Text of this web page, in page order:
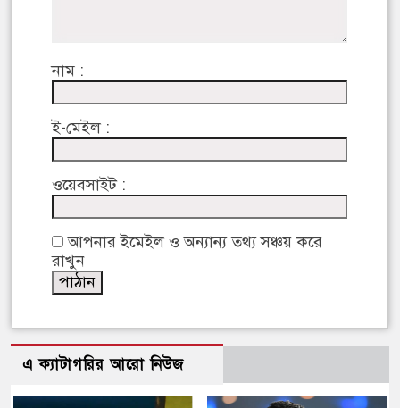
নাম :
ই-মেইল :
ওয়েবসাইট :
আপনার ইমেইল ও অন্যান্য তথ্য সঞ্চয় করে
রাখুন
এ ক্যাটাগরির আরো নিউজ